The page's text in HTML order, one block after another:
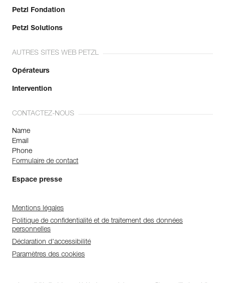
Petzl Fondation
Petzl Solutions
AUTRES SITES WEB PETZL
Opérateurs
Intervention
CONTACTEZ-NOUS
Name
Email
Phone
Formulaire de contact
Espace presse
Mentions légales
Politique de confidentialité et de traitement des données
personnelles
Déclaration d'accessibilité
Paramètres des cookies